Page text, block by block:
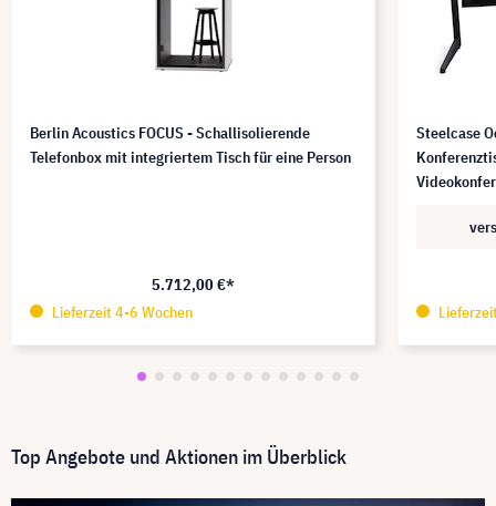
Berlin Acoustics FOCUS - Schallisolierende
Telefonbox mit integriertem Tisch für eine Person
5.712,00 €*
Lieferzeit 4-6 Wochen
Steelcase
Top Angebote und Aktionen im Überblick